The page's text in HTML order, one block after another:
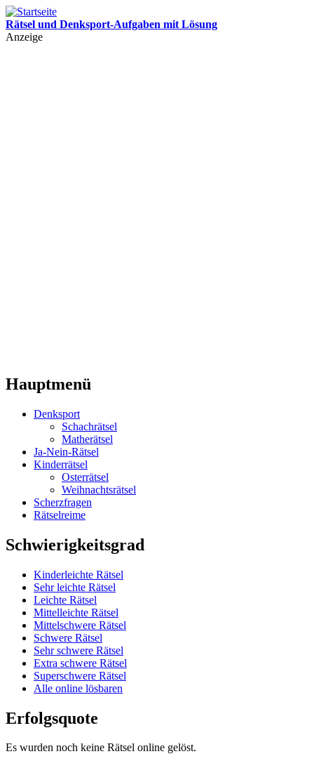
Rätsel und Denksport-Aufgaben mit Lösung
Leichte und schwere Rätsel für Kinder und Erwachsene mit Lösung
Anzeige
Hauptmenü
Denksport
Schachrätsel
Matherätsel
Ja-Nein-Rätsel
Kinderrätsel
Osterrätsel
Weihnachtsrätsel
Scherzfragen
Rätselreime
Schwierigkeitsgrad
Kinderleichte Rätsel
Sehr leichte Rätsel
Leichte Rätsel
Mittelleichte Rätsel
Mittelschwere Rätsel
Schwere Rätsel
Sehr schwere Rätsel
Extra schwere Rätsel
Superschwere Rätsel
Alle online lösbaren
Erfolgsquote
Es wurden noch keine Rätsel online gelöst.